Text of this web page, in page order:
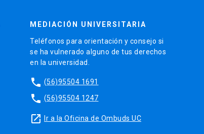
MEDIACIÓN UNIVERSITARIA
Teléfonos para orientación y consejo si
se ha vulnerado alguno de tus derechos
en la universidad.
phone (56)95504 1691
phone (56)95504 1247
launch Ir a la Oficina de Ombuds UC